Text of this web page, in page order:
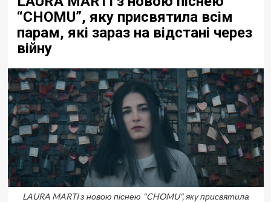
“CHOMU”, яку присвятила всім
парам, які зараз на відстані через
війну
LAURA MARTI з новою піснею "CHOMU", яку присвятила